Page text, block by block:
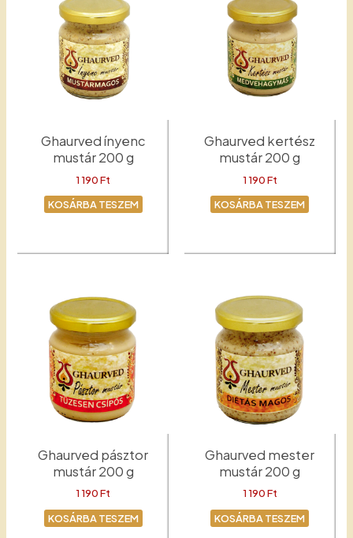
Ghaurved ínyenc
mustár 200 g
1 190Ft
KOSÁRBA TESZEM
Ghaurved kertész
mustár 200 g
1 190Ft
KOSÁRBA TESZEM
Ghaurved pásztor
mustár 200 g
1 190Ft
KOSÁRBA TESZEM
Ghaurved mester
mustár 200 g
1 190Ft
KOSÁRBA TESZEM